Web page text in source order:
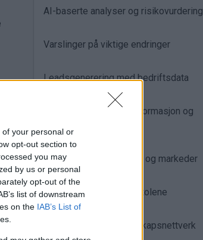
your personal or
opt-out section to
you may
by us or personal
opt-out of the
list of downstream
on the IAB’s List of
AI-baserte analyser og
Varslinger på viktige endringer
Leadsgenerering med bedriftsdata
Oppdatert regnskapsinformasjon og
Analyse av konkurrenter og markeder
Innsyn i saker fra domstolene
Roller, eierskap og selskapsnettverk